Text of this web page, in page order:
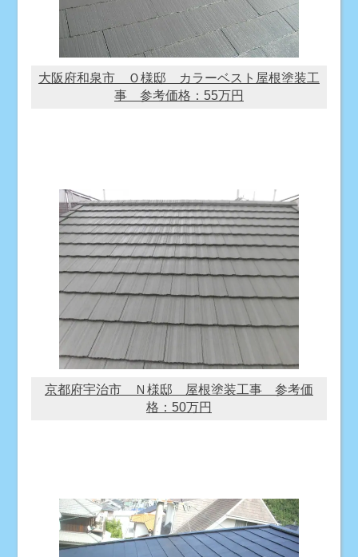
大阪府和泉市 Ｏ様邸 カラーベスト屋根塗装工
事 参考価格：55万円
京都府宇治市 Ｎ様邸 屋根塗装工事 参考価
格：50万円